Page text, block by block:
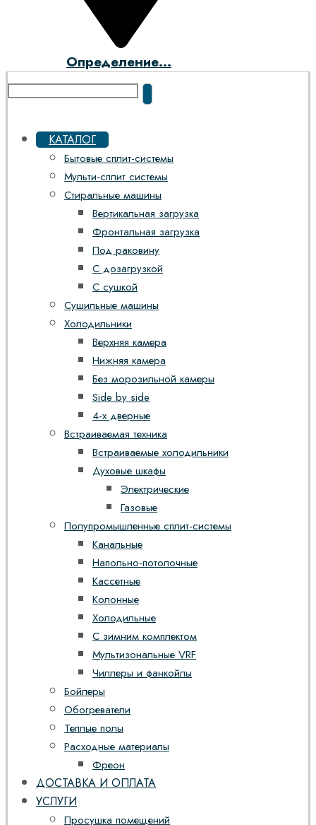
Определение...
КАТАЛОГ
Бытовые сплит-системы
Мульти-сплит системы
Стиральные машины
Вертикальная загрузка
Фронтальная загрузка
Под раковину
С дозагрузкой
С сушкой
Сушильные машины
Холодильники
Верхняя камера
Нижняя камера
Без морозильной камеры
Side by side
4-х дверные
Встраиваемая техника
Встраиваемые холодильники
Духовые шкафы
Электрические
Газовые
Полупромышленные сплит-системы
Канальные
Напольно-потолочные
Кассетные
Колонные
Холодильные
С зимним комплектом
Мультизональные VRF
Чиллеры и фанкойлы
Бойлеры
Обогреватели
Теплые полы
Расходные материалы
Фреон
ДОСТАВКА И ОПЛАТА
УСЛУГИ
Просушка помещений